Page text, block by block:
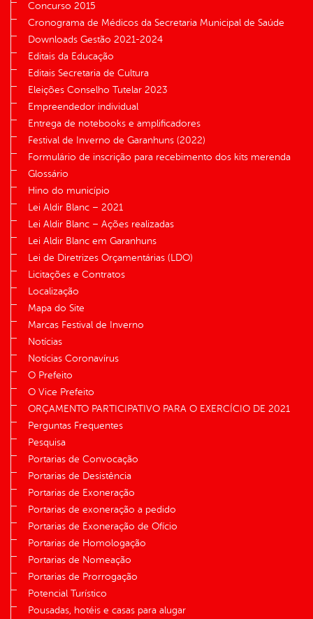
Concurso 2015
Cronograma de Médicos da Secretaria Municipal de Saúde
Downloads Gestão 2021-2024
Editais da Educação
Editais Secretaria de Cultura
Eleições Conselho Tutelar 2023
Empreendedor individual
Entrega de notebooks e amplificadores
Festival de Inverno de Garanhuns (2022)
Formulário de inscrição para recebimento dos kits merenda
Glossário
Hino do município
Lei Aldir Blanc – 2021
Lei Aldir Blanc – Ações realizadas
Lei Aldir Blanc em Garanhuns
Lei de Diretrizes Orçamentárias (LDO)
Licitações e Contratos
Localização
Mapa do Site
Marcas Festival de Inverno
Notícias
Notícias Coronavírus
O Prefeito
O Vice Prefeito
ORÇAMENTO PARTICIPATIVO PARA O EXERCÍCIO DE 2021
Perguntas Frequentes
Pesquisa
Portarias de Convocação
Portarias de Desistência
Portarias de Exoneração
Portarias de exoneração a pedido
Portarias de Exoneração de Ofício
Portarias de Homologação
Portarias de Nomeação
Portarias de Prorrogação
Potencial Turístico
Pousadas, hotéis e casas para alugar